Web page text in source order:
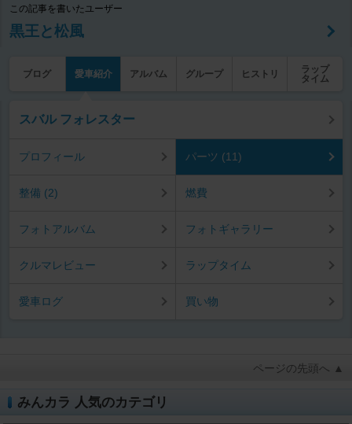
この記事を書いたユーザー
黒王と松風
ブログ 愛車紹介 アルバム グループ ヒストリ
ラップ
タイム
スバル フォレスター
プロフィール パーツ (11)
整備 (2) 燃費
フォトアルバム フォトギャラリー
クルマレビュー ラップタイム
愛車ログ 買い物
ページの先頭へ ▲
みんカラ 人気のカテゴリ